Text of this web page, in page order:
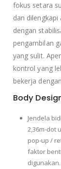
fokus setara
dan
dengan
pengambilan
yang sulit.
kontrol yang
bekerja
Body
Jendela
2,36m-dot
pop-up /
faktor
digunakan.